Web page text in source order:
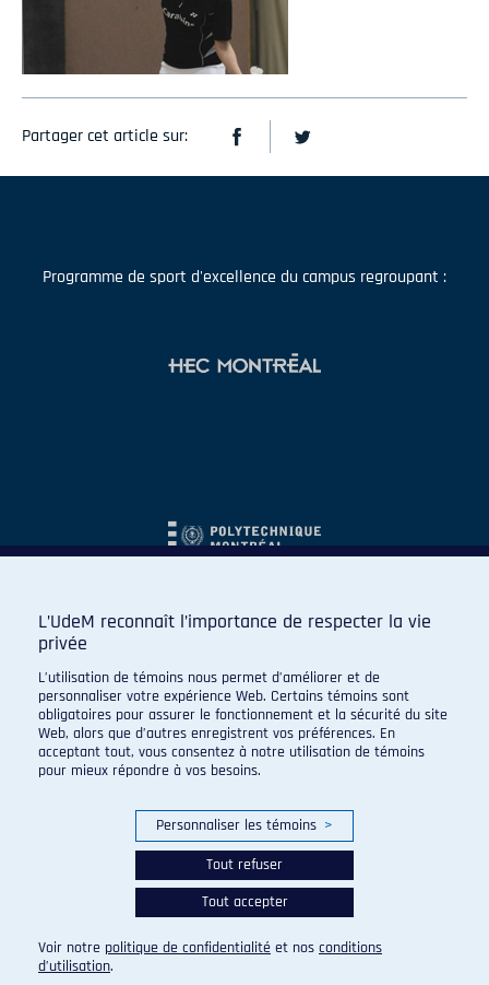
Partager cet article sur:
Programme de sport d'excellence du campus regroupant :
© 2026 Carabins de l'Université de Montréal. Tous droits
réservés.
Paramètres des témoins
L’UdeM reconnaît l’importance de respecter la vie
privée
L’utilisation de témoins nous permet d’améliorer et de
personnaliser votre expérience Web. Certains témoins sont
obligatoires pour assurer le fonctionnement et la sécurité du site
Web, alors que d’autres enregistrent vos préférences. En
acceptant tout, vous consentez à notre utilisation de témoins
pour mieux répondre à vos besoins.
Personnaliser les témoins >
Tout refuser
Tout accepter
Voir notre politique de confidentialité et nos conditions
d’utilisation.